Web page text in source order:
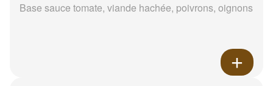
Base sauce tomate, viande hachée, poivrons, oignons